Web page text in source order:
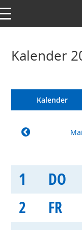
navigation
Kalender
Kalender
Mai
1
DO
2
FR